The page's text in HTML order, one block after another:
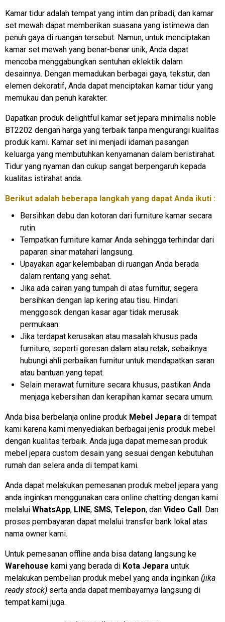
Kamar tidur adalah tempat yang intim dan pribadi, dan kamar
set mewah dapat memberikan suasana yang istimewa dan
penuh gaya di ruangan tersebut. Namun, untuk menciptakan
kamar set mewah yang benar-benar unik, Anda dapat
mencoba menggabungkan sentuhan eklektik dalam
desainnya. Dengan memadukan berbagai gaya, tekstur, dan
elemen dekoratif, Anda dapat menciptakan kamar tidur yang
memukau dan penuh karakter.
Dapatkan produk delightful kamar set jepara minimalis noble
BT2202 dengan harga yang terbaik tanpa mengurangi kualitas
produk kami. Kamar set ini menjadi idaman pasangan
keluarga yang membutuhkan kenyamanan dalam beristirahat.
Tidur yang nyaman dan cukup sangat berpengaruh kepada
kualitas istirahat anda.
Berikut adalah beberapa langkah yang dapat Anda ikuti :
Bersihkan debu dan kotoran dari furniture kamar secara
rutin.
Tempatkan furniture kamar Anda sehingga terhindar dari
paparan sinar matahari langsung.
Upayakan agar kelembaban di ruangan Anda berada
dalam rentang yang sehat.
Jika ada cairan yang tumpah di atas furnitur, segera
bersihkan dengan lap kering atau tisu. Hindari
menggosok dengan kasar agar tidak merusak
permukaan.
Jika terdapat kerusakan atau masalah khusus pada
furniture, seperti goresan dalam atau retak, sebaiknya
hubungi ahli perbaikan furnitur untuk mendapatkan saran
atau bantuan yang tepat.
Selain merawat furniture secara khusus, pastikan Anda
menjaga kebersihan dan kerapihan kamar secara umum.
Anda bisa berbelanja online produk Mebel Jepara di tempat
kami karena kami menyediakan berbagai jenis produk mebel
dengan kualitas terbaik. Anda juga dapat memesan produk
mebel jepara custom desain yang sesuai dengan kebutuhan
rumah dan selera anda di tempat kami.
Anda dapat melakukan pemesanan produk mebel jepara yang
anda inginkan menggunakan cara online chatting dengan kami
melalui WhatsApp, LINE, SMS, Telepon, dan Video Call. Dan
proses pembayaran dapat melalui transfer bank lokal atas
nama owner kami.
Untuk pemesanan offline anda bisa datang langsung ke
Warehouse kami yang berada di Kota Jepara untuk
melakukan pembelian produk mebel yang anda inginkan (jika
ready stock) serta anda dapat membayarnya langsung di
tempat kami juga.